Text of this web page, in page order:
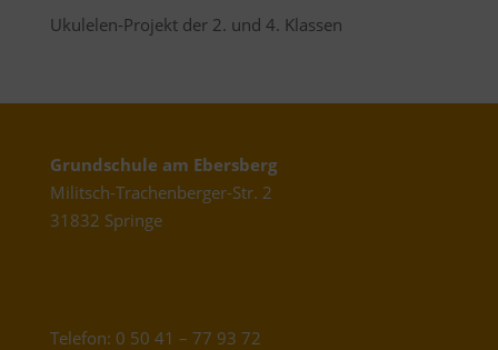
Ukulelen-Projekt der 2. und 4. Klassen
Grundschule am Ebersberg
Militsch-Trachenberger-Str. 2
31832 Springe
Telefon: 0 50 41 – 77 93 72